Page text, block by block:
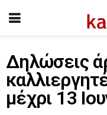
Δηλώσεις
μέχρι 13